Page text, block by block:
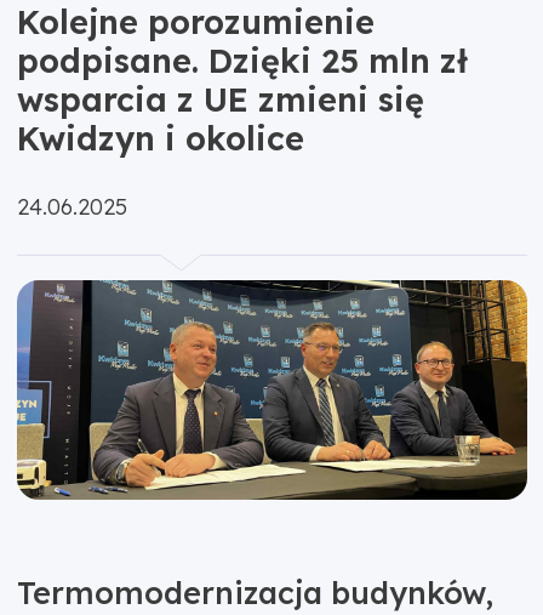
Kolejne porozumienie
podpisane. Dzięki 25 mln zł
wsparcia z UE zmieni się
Kwidzyn i okolice
Opublikowano:
24.06.2025
Termomodernizacja budynków,